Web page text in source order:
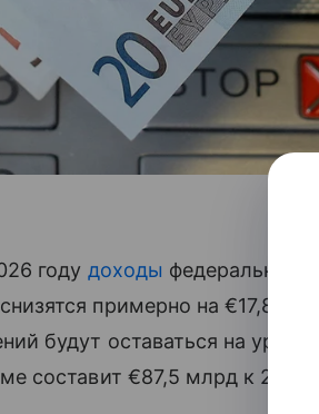
году доходы
примерно на €17,8
будут оставаться на
составит €87,5 млрд к 2030